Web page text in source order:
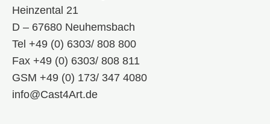
Heinzental 21
D – 67680 Neuhemsbach
Tel +49 (0) 6303/ 808 800
Fax +49 (0) 6303/ 808 811
GSM +49 (0) 173/ 347 4080
info@Cast4Art.de